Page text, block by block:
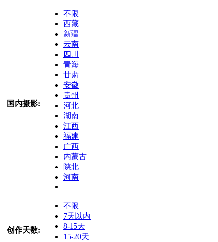
国内摄影:
不限
西藏
新疆
云南
四川
青海
甘肃
安徽
贵州
河北
湖南
江西
福建
广西
内蒙古
陕北
河南
创作天数:
不限
7天以内
8-15天
15-20天